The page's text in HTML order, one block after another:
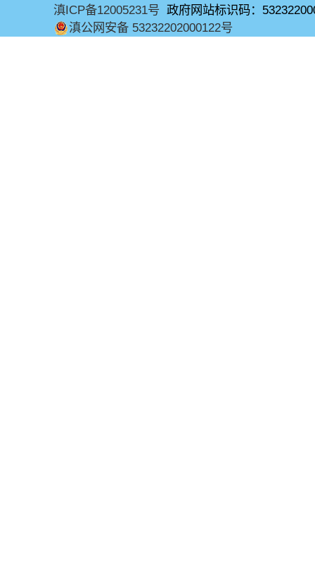
滇ICP备12005231号 政府网站标识码：
滇公网安备 53232202000122号